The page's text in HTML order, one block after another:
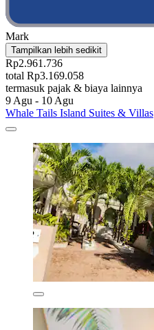
Mark
Tampilkan lebih sedikit
Rp2.961.736
total Rp3.169.058
termasuk pajak & biaya lainnya
9 Agu - 10 Agu
Whale Tails Island Suites & Villas